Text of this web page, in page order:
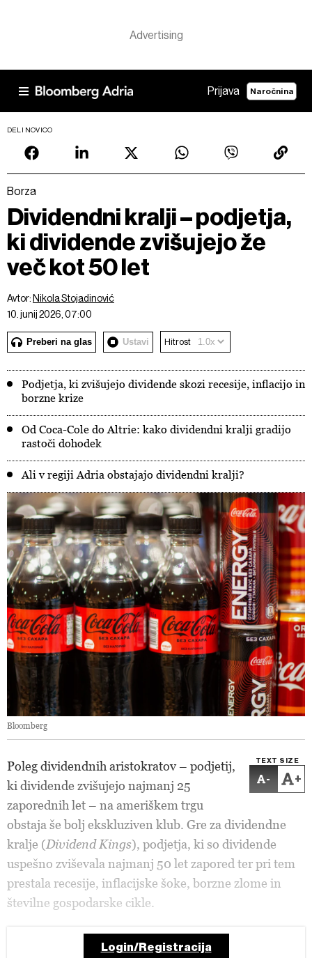
Prijava Naročnina
DELI NOVICO
Borza
Dividendni kralji – podjetja,
ki dividende zvišujejo že
več kot 50 let
Avtor: Nikola Stojadinović
10. junij 2026, 07:00
Preberi na glas Ustavi Hitrost
Podjetja, ki zvišujejo dividende skozi recesije, inflacijo in
borzne krize
Od Coca-Cole do Altrie: kako dividendni kralji gradijo
rastoči dohodek
Ali v regiji Adria obstajajo dividendni kralji?
Bloomberg
TEXT SIZE
- +
Poleg dividendnih aristokratov – podjetij,
ki dividende zvišujejo najmanj 25
zaporednih let – na ameriškem trgu
obstaja še bolj ekskluziven klub. Gre za dividendne
kralje (Dividend Kings), podjetja, ki so dividende
uspešno zviševala najmanj 50 let zapored ter pri tem
prestala recesije, inflacijske šoke, borzne zlome in
številne gospodarske cikle.
Login/Registracija